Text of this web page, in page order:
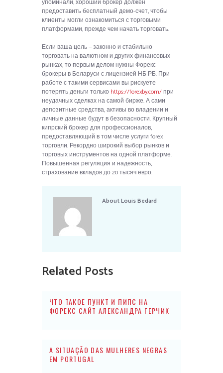
упоминали, хороший брокер должен
предоставить бесплатный демо-счет, чтобы
клиенты могли ознакомиться с торговыми
платформами, прежде чем начать торговать.
Если ваша цель — законно и стабильно
торговать на валютном и других финансовых
рынках, то первым делом нужны Форекс
брокеры в Беларуси с лицензией НБ РБ. При
работе с такими сервисами вы рискуете
потерять деньги только https://forexby.com/при
неудачных сделках на самой бирже. А сами
депозитные средства, активы во владении и
личные данные будут в безопасности. Крупный
кипрский брокер для профессионалов,
предоставляющий в том числе услуги forex
торговли. Рекордно широкий выбор рынков и
торговых инструментов на одной платформе.
Повышенная регуляция и надежность,
страхование вкладов до 20 тысяч евро.
AboutLouis Bedard
Related Posts
ЧТО ТАКОЕ ПУНКТ И ПИПС НА
ФОРЕКС САЙТ АЛЕКСАНДРА ГЕРЧИК
A SITUAÇÃO DAS MULHERES NEGRAS
EM PORTUGAL